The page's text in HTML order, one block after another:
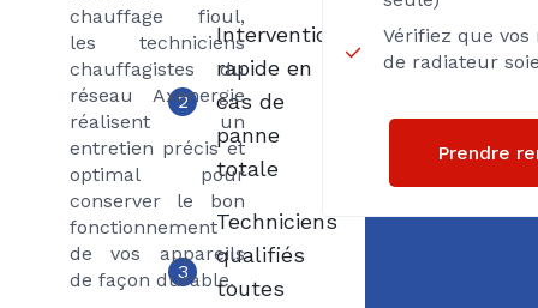
chauffage fioul,
les techniciens
chauffagistes du
réseau Axenergie
réalisent un
entretien précis et
optimal pour
conserver le bon
fonctionnement
de vos appareils
de façon durable.
Vérifiez que
de radiateur
Prendre
2
Intervention
rapide en
cas de
panne
totale
3
Techniciens
qualifiés
toutes